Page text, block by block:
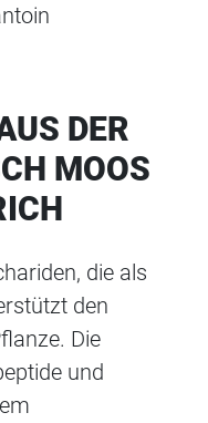
DER
MOOS
die als
den
Die
und